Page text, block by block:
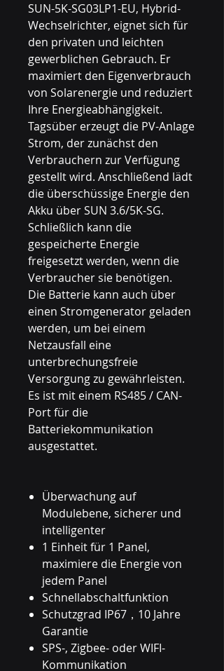
SUN-5K-SG03LP1-EU, Hybrid-
Wechselrichter, eignet sich für
den privaten und leichten
gewerblichen Gebrauch. Er
maximiert den Eigenverbrauch
von Solarenergie und reduziert
Ihre Energieabhängigkeit.
Tagsüber erzeugt die PV-Anlage
Strom, der zunächst den
Verbrauchern zur Verfügung
gestellt wird. Anschließend lädt
die überschüssige Energie den
Akku über SUN 3.6/5K-SG.
Schließlich kann die
gespeicherte Energie
freigesetzt werden, wenn die
Verbraucher sie benötigen.
Die Batterie kann auch über
einen Stromgenerator geladen
werden, um bei einem
Netzausfall eine
unterbrechungsfreie
Versorgung zu gewährleisten.
Es ist mit einem RS485 / CAN-
Port für die
Batteriekommunikation
ausgestattet.
Überwachung auf
Modulebene, sicherer und
intelligenter
1 Einheit für 1 Panel,
maximiere die Energie von
jedem Panel
Schnellabschaltfunktion
Schutzgrad IP67，10 Jahre
Garantie
SPS-, Zigbee- oder WIFI-
Kommunikation